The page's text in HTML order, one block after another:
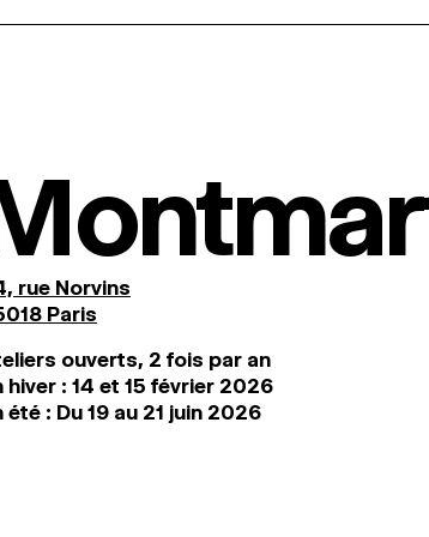
rue Norvins
Paris
ouverts, 2 fois par an
hiver : 14 et 15 février 2026
été : Du 19 au 21 juin 2026